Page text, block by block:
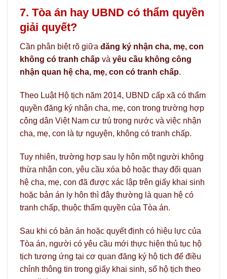
7. Tòa án hay UBND có thẩm quyền
giải quyết?
Cần phân biệt rõ giữa đăng ký nhận cha, mẹ, con
không có tranh chấp và yêu cầu không công
nhận quan hệ cha, mẹ, con có tranh chấp.
Theo Luật Hộ tịch năm 2014, UBND cấp xã có thẩm
quyền đăng ký nhận cha, mẹ, con trong trường hợp
công dân Việt Nam cư trú trong nước và việc nhận
cha, mẹ, con là tự nguyện, không có tranh chấp.
Tuy nhiên, trường hợp sau ly hôn một người không
thừa nhận con, yêu cầu xóa bỏ hoặc thay đổi quan
hệ cha, mẹ, con đã được xác lập trên giấy khai sinh
hoặc bản án ly hôn thì đây thường là quan hệ có
tranh chấp, thuộc thẩm quyền của Tòa án.
Sau khi có bản án hoặc quyết định có hiệu lực của
Tòa án, người có yêu cầu mới thực hiện thủ tục hộ
tịch tương ứng tại cơ quan đăng ký hộ tịch để điều
chỉnh thông tin trong giấy khai sinh, sổ hộ tịch theo